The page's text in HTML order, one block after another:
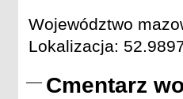
Województwo
Lokalizacja:
Cmentarz